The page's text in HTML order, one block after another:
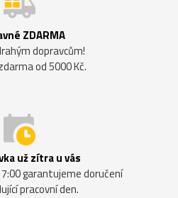
ZDARMA
dopravcům!
od 5000 Kč.
už zítra u vás
garantujeme doručení
pracovní den.